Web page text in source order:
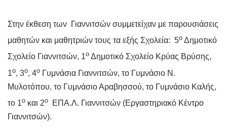
Στην έκθεση των Γιαννιτσών συμμετείχαν με παρουσιάσεις
μαθητών και μαθητριών τους τα εξής Σχολεία: 5ο Δημοτικό
Σχολείο Γιαννιτσών, 1ο Δημοτικό Σχολείο Κρύας Βρύσης,
1ο, 3ο, 4ο Γυμνάσια Γιαννιτσών, το Γυμνάσιο Ν.
Μυλοτόπου, το Γυμνάσιο Αραβησσού, το Γυμνάσιο Καλής,
το 1ο και 2ο ΕΠΑ.Λ. Γιαννιτσών (Εργαστηριακό Κέντρο
Γιαννιτσών).